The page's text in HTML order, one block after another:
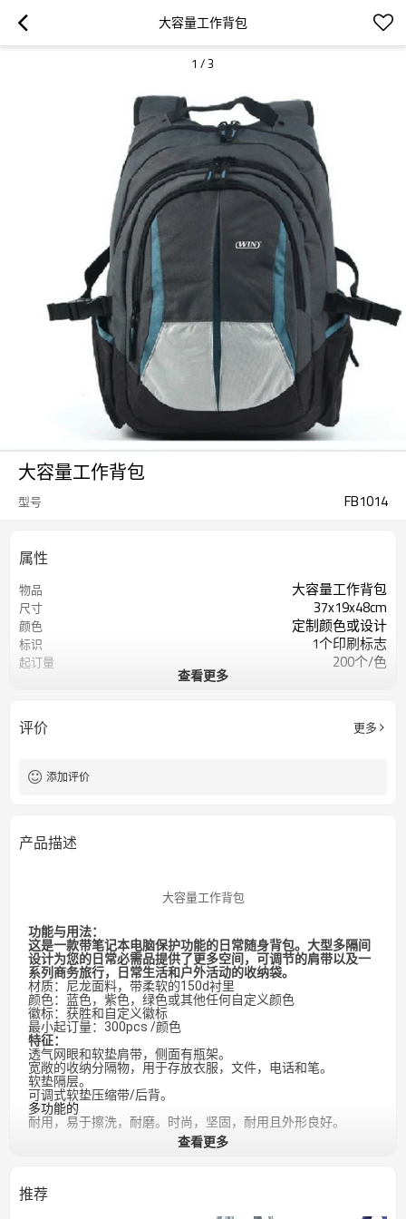
大容量工作背包
1 /3
大容量工作背包
型号 FB1014
属性
物品 大容量工作背包
尺寸 37x19x48cm
颜色 定制颜色或设计
标识 1个印刷标志
起订量 200个/色
HD 600D / PU，带有柔软的210D衬里
查看更多
评价 更多
添加评价
产品描述
大容量工作背包
功能与用法：
这是一款带笔记本电脑保护功能的日常随身背包。大型多隔间
设计为您的日常必需品提供了更多空间，可调节的肩带以及一
系列商务旅行，日常生活和户外活动的收纳袋。
材质：尼龙面料，带柔软的150d衬里
颜色：蓝色，紫色，绿色或其他任何自定义颜色
徽标：获胜和自定义徽标
最小起订量：300pcs /颜色
特征：
透气网眼和软垫肩带，侧面有瓶架。
宽敞的收纳分隔物，用于存放衣服，文件，电话和笔。
软垫隔层。
可调式软垫压缩带/后背。
多功能的
耐用，易于擦洗，耐磨。时尚，坚固，耐用且外形良好。
查看更多
推荐